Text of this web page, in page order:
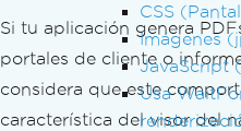
CSS
Imágenes
JavaScript
Usa
Si tu aplicación genera
portales de cliente o
considera que este
característica del visor del